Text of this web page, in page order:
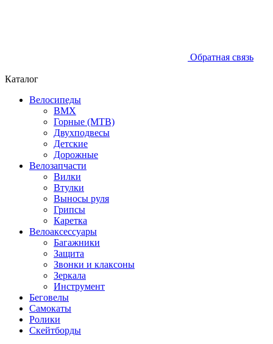
Обратная связь
Каталог
Велосипеды
BMX
Горные (MTB)
Двухподвесы
Детские
Дорожные
Велозапчасти
Вилки
Втулки
Выносы руля
Грипсы
Каретка
Велоаксессуары
Багажники
Защита
Звонки и клаксоны
Зеркала
Инструмент
Беговелы
Самокаты
Ролики
Скейтборды